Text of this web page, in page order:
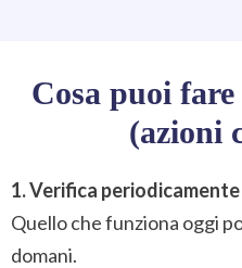
Cosa puoi
(azioni
1. Verifica periodicamente
Quello che funziona oggi
domani.